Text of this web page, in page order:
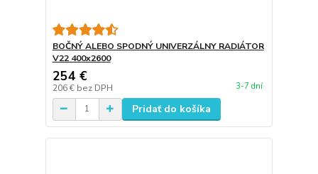
BOČNÝ ALEBO SPODNÝ UNIVERZÁLNY RADIÁTOR
V22 400x2600
254 €
206 € bez DPH 3-7 dní
Pridať do košíka